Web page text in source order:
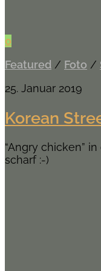
0
Featured / Foto /
25. Januar 2019
Korean
“Angry chicken”
scharf :-)